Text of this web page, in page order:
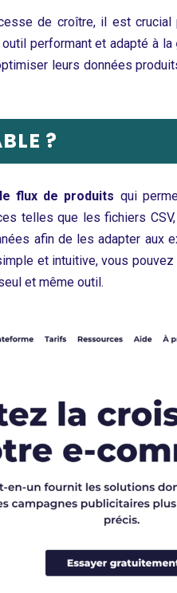
de croître, il est
performant et adapté à la
leurs données
?
flux de produits qui
telles que les fichiers
afin de les adapter aux
et intuitive, vous
et même outil.